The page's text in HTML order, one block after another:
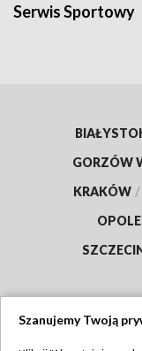
Serwis Sportowy
GORZÓW
KRAKÓW /
OPOLE
Szanujemy Twoją